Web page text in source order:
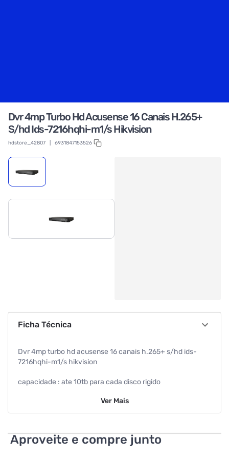
Dvr 4mp Turbo Hd Acusense 16 Canais H.265+
S/hd Ids-7216hqhi-m1/s Hikvision
hdstore_42807 6931847153526
Ficha Técnica
Dvr 4mp turbo hd acusense 16 canais h.265+ s/hd ids-
7216hqhi-m1/s hikvision
capacidade : ate 10tb para cada disco rigido
100m / 1000m
Ver Mais
Aproveite e compre junto